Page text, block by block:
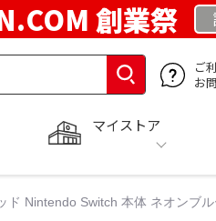
創業祭
ご
お
マイストア
Nintendo Switch 本体 ネオンブ